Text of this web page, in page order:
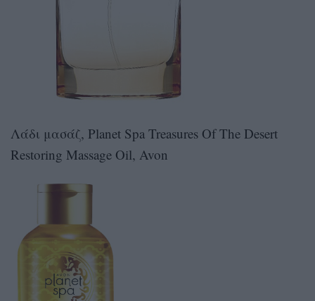
Λάδι μασάζ, Planet Spa Treasures Of The Desert
Restoring Massage Oil, Avon